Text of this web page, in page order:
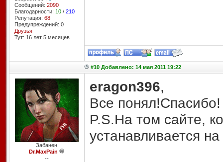
Сообщений: 2090
Благодарности: 10/ 210
Репутация: 68
Предупреждений: 0
Друзья
Тут: 16 лет 5 месяцев
#10 Добавлено: 14 мая 2011 19:22
Забанен
Dr.MaxPain
--
eragon396,
Все понял!Спасибо!
P.S.На том сайте,
устанавливается